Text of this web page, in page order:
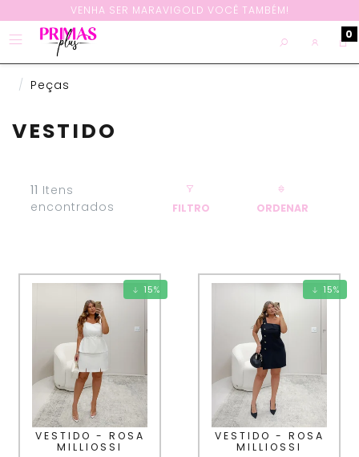
VENHA SER MARAVIGOLD VOCÊ TAMBÉM!
0
Peças
VESTIDO
11 Itens
encontrados
FILTRO ORDENAR
15%
VESTIDO - ROSA
MILLIOSSI
15%
VESTIDO - ROSA
MILLIOSSI